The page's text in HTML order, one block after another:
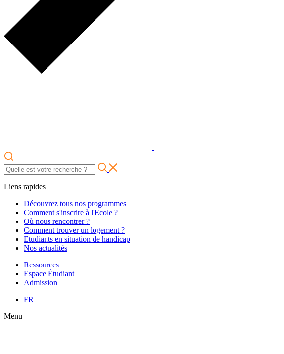
Liens rapides
Découvrez tous nos programmes
Comment s'inscrire à l'Ecole ?
Où nous rencontrer ?
Comment trouver un logement ?
Etudiants en situation de handicap
Nos actualités
Ressources
Espace Étudiant
Admission
FR
Menu